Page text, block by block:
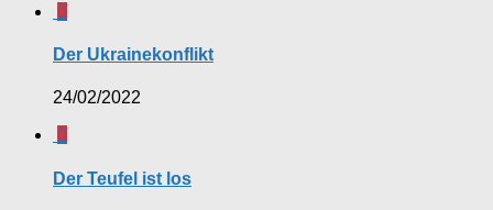
0
Der Ukrainekonflikt
24/02/2022
0
Der Teufel ist los